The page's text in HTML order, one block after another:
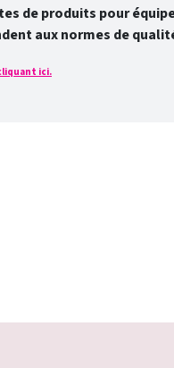
de produits pour
aux normes de
ici.